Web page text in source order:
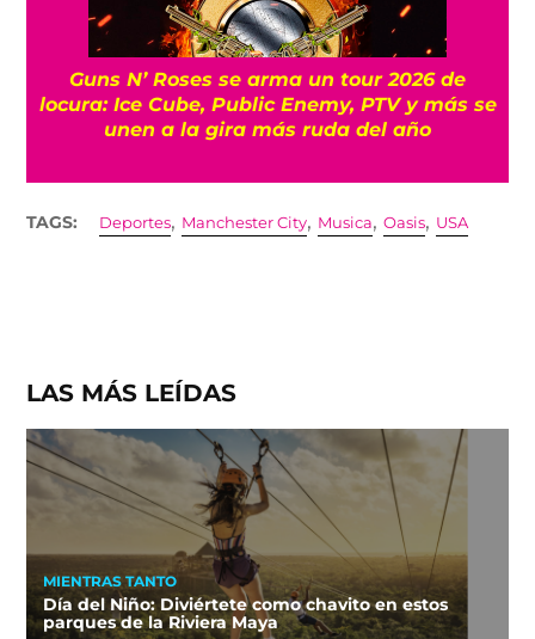
Guns N’ Roses se arma un tour 2026 de
locura: Ice Cube, Public Enemy, PTV y más se
unen a la gira más ruda del año
TAGS: Deportes, Manchester City, Musica,Oasis, USA
LAS MÁS LEÍDAS
MIENTRAS TANTO
Día del Niño: Diviértete como chavito en estos
parques de la Riviera Maya